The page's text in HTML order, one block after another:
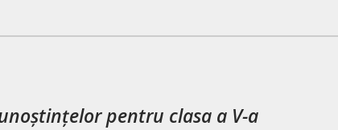
pentru clasa a V-a